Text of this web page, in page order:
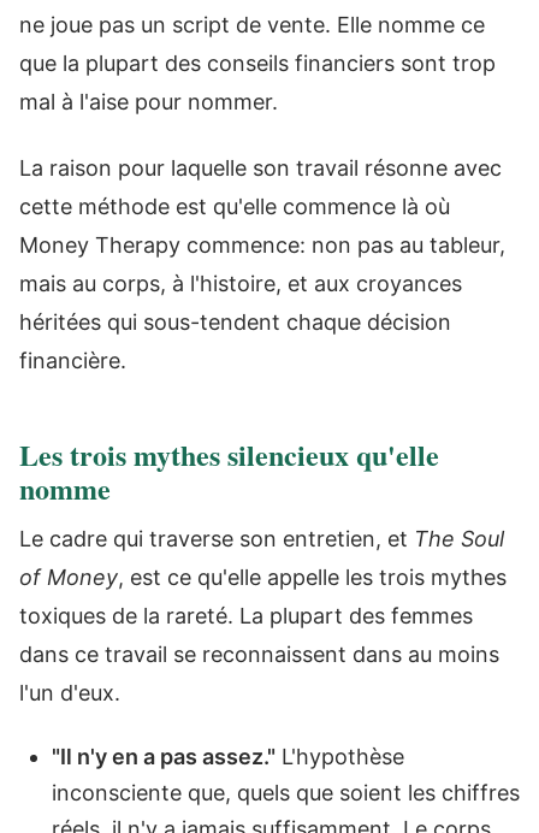
ne joue pas un script de vente. Elle nomme ce
que la plupart des conseils financiers sont trop
mal à l'aise pour nommer.
La raison pour laquelle son travail résonne avec
cette méthode est qu'elle commence là où
Money Therapy commence: non pas au tableur,
mais au corps, à l'histoire, et aux croyances
héritées qui sous-tendent chaque décision
financière.
Les trois mythes silencieux qu'elle
nomme
Le cadre qui traverse son entretien, et The Soul
of Money, est ce qu'elle appelle les trois mythes
toxiques de la rareté. La plupart des femmes
dans ce travail se reconnaissent dans au moins
l'un d'eux.
"Il n'y en a pas assez." L'hypothèse
inconsciente que, quels que soient les chiffres